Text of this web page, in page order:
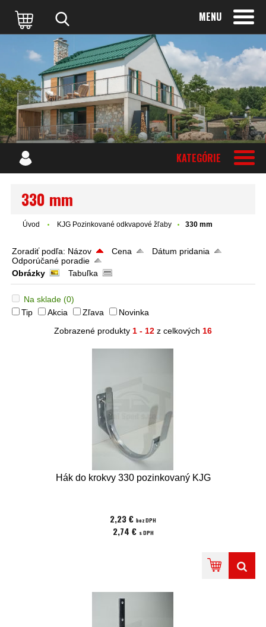
MENU
KATEGÓRIE
330 mm
Úvod KJG Pozinkované odkvapové žľaby 330 mm
Zoradiť podľa: Názov Cena
Dátum pridania
Odporúčané poradie
Obrázky
Tabuľka
Na sklade (0)
Tip
Akcia Zľava
Novinka
Zobrazené produkty 1 - 12 z celkových 16
Hák do krokvy 330 pozinkovaný KJG
2,23 € bez DPH
2,74 € s DPH